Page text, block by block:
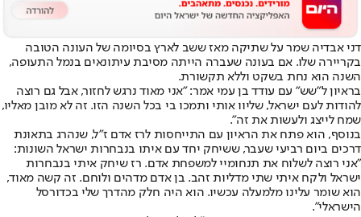
דני אבדיה שמר על שתיקה מאז ששב לארץ בסיומה של העונה הטובה
בקריירה שלו. אם בעונה שעברה הייתה מסיבת עיתונאים בנמל התעופה,
השנה הוא נחת בשקט וללא תקשורת.
בראיון ל"שש" עם עודד בן עמי אמר: "אני מאוד נרגש לחזור, אבל גם רוצה
להודות לעם ישראל, שליוו אותי ותמכו בי בכל השנה הזו. זה לא מובן מאליו,
שמח לייצג ולעשות את זה".
בנוסף, הוא פתח את הראיון עם התייחסות לרז אדם ז"ל, שנהרג בתאונת
דרכים ביום רביעי שעבר, ששיחק יחד עם איתו בנבחרות ישראל השונות:
"אני רוצה לשלוח את תנחומיי למשפחת אדם. רז שיחק איתי בנבחרות
ישראל ולקח איתי שתי מדליות זהב. בן אדם מדהים ולוחם. זה קשה מאוד,
הוא שומר עלינו מלמעלה עכשיו. הוא היה חלק מהדרך שלי בכדורסל
הישראלי".